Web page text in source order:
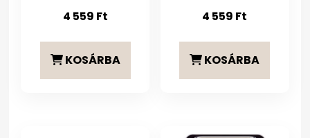
4 559 Ft
KOSÁRBA
4 559 Ft
KOSÁRBA